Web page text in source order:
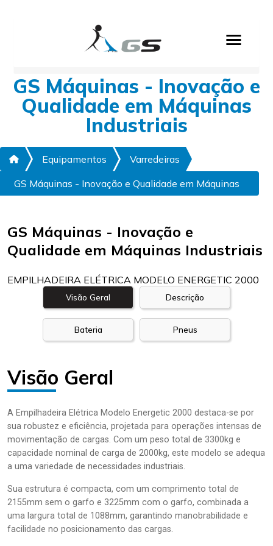
GS Máquinas - Inovação e
Qualidade em Máquinas
Industriais
Equipamentos
Varredeiras
GS Máquinas - Inovação e Qualidade em Máquinas
GS Máquinas - Inovação e
Qualidade em Máquinas Industriais
EMPILHADEIRA ELÉTRICA MODELO ENERGETIC 2000
Visão Geral Descrição
Bateria Pneus
Visão Geral
A Empilhadeira Elétrica Modelo Energetic 2000 destaca-se por
sua robustez e eficiência, projetada para operações intensas de
movimentação de cargas. Com um peso total de 3300kg e
capacidade nominal de carga de 2000kg, este modelo se adequa
a uma variedade de necessidades industriais.
Sua estrutura é compacta, com um comprimento total de
2155mm sem o garfo e 3225mm com o garfo, combinada a
uma largura total de 1088mm, garantindo manobrabilidade e
facilidade no posicionamento das cargas.